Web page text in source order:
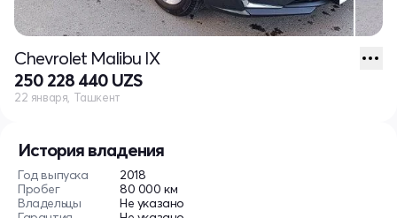
История владения
Год выпуска
2018
Пробег
80 000 км
Владельцы
Не указано
Chevrolet Malibu IX
250 228 440 UZS
22 января, Ташкент